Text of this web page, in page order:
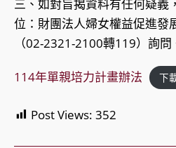
三、如對旨揭資料有任何疑義
位：財團法人婦女權益促進發
（02-2321-2100轉119）詢問
114年單親培力計畫辦法 下
Post Views: 352